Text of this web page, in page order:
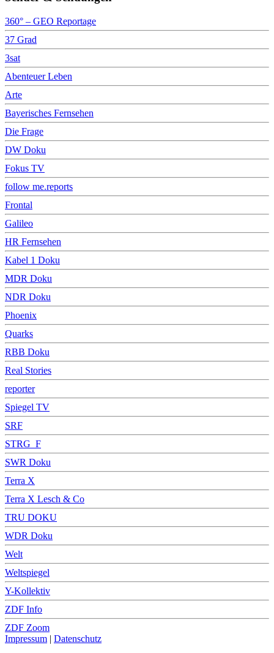
360° – GEO Reportage
37 Grad
3sat
Abenteuer Leben
Arte
Bayerisches Fernsehen
Die Frage
DW Doku
Fokus TV
follow me.reports
Frontal
Galileo
HR Fernsehen
Kabel 1 Doku
MDR Doku
NDR Doku
Phoenix
Quarks
RBB Doku
Real Stories
reporter
Spiegel TV
SRF
STRG_F
SWR Doku
Terra X
Terra X Lesch & Co
TRU DOKU
WDR Doku
Welt
Weltspiegel
Y-Kollektiv
ZDF Info
ZDF Zoom
Impressum | Datenschutz